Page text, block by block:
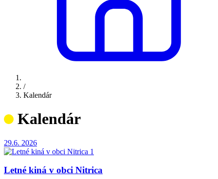
/
Kalendár
Kalendár
29.6. 2026
Letné kiná v obci Nitrica